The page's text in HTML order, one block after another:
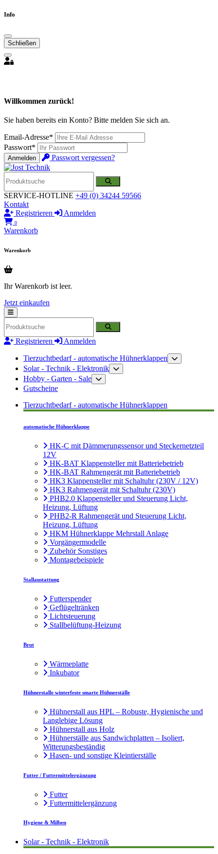
Info
Schließen
Willkommen zurück!
Sie haben bereits ein Konto? Bitte melden Sie sich an.
Email-Adresse*
Passwort*
Anmelden Passwort vergessen?
SERVICE-HOTLINE +49 (0) 34244 59566
Kontakt
Registrieren
Anmelden
0
Warenkorb
Warenkorb
Ihr Warenkorb ist leer.
Jetzt einkaufen
Registrieren Anmelden
Tierzuchtbedarf - automatische Hühnerklappen
Solar - Technik - Elektronik
Hobby - Garten - Sale
Gutscheine
Tierzuchtbedarf - automatische Hühnerklappen
automatische Hühnerklappe
HK-C mit Dämmerungssensor und Steckernetzteil
12V
HK-BAT Klappensteller mit Batteriebetrieb
HK-BAT Rahmengerät mit Batteriebetrieb
HK3 Klappensteller mit Schaltuhr (230V / 12V)
HK3 Rahmengerät mit Schaltuhr (230V)
PHB2.0 Klappensteller und Steuerung Licht,
Heizung, Lüftung
PHB2-R Rahmengerät und Steuerung Licht,
Heizung, Lüftung
HKM Hühnerklappe Mehrstall Anlage
Vorgängermodelle
Zubehör Sonstiges
Montagebeispiele
Stallaustattung
Futterspender
Geflügeltränken
Lichtsteuerung
Stallbelüftung-Heizung
Brut
Wärmeplatte
Inkubator
Hühnerstalle winterfeste smarte Hühnerställe
Hühnerstall aus HPL – Robuste, Hygienische und
Langlebige Lösung
Hühnerstall aus Holz
Hühnerställe aus Sandwichplatten – Isoliert,
Witterungsbeständig
Hasen- und sonstige Kleintierställe
Futter / Futtermittelergänzung
Futter
Futtermittelergänzung
Hygiene & Milben
Solar - Technik - Elektronik